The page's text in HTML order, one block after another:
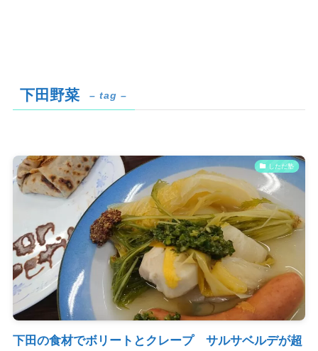
下田野菜 – tag –
しただ塾
下田の食材でボリートとクレープ サルサベルデが超